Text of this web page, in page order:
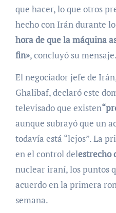
que hacer, lo que otros
hecho con Irán durante
hora de que la máquina
fin», concluyó su mensaje.
El negociador jefe de
Ghalibaf, declaró este
televisado que existen
aunque subrayó que un
todavía está “lejos”. La
en el control delestrecho
nuclear iraní, los puntos
acuerdo en la primera
semana.